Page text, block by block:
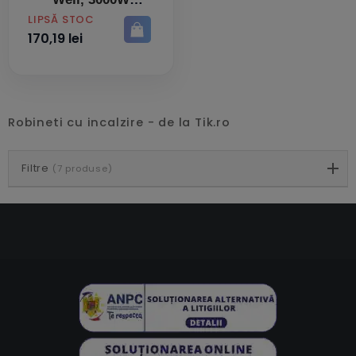
Filtre (7 produse)
PRET
LIPSĂ STOC
170,19 lei
Robineti cu incalzire - de la Tik.ro